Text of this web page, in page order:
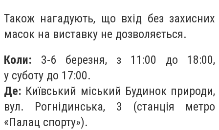
Також нагадують, що вхід без захисних
масок на виставку не дозволяється.
Коли: 3-6 березня, з 11:00 до 18:00,
у суботу до 17:00.
Де: Київський міський Будинок природи,
вул. Рогнідинська, 3 (станція метро
«Палац спорту»).